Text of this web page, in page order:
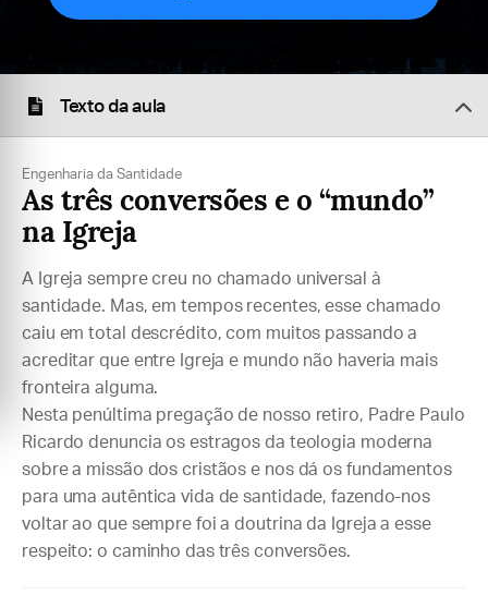
Texto da aula
Engenharia da Santidade
As três conversões e o “mundo”
na Igreja
A Igreja sempre creu no chamado universal à
santidade. Mas, em tempos recentes, esse chamado
caiu em total descrédito, com muitos passando a
acreditar que entre Igreja e mundo não haveria mais
fronteira alguma.
Nesta penúltima pregação de nosso retiro, Padre Paulo
Ricardo denuncia os estragos da teologia moderna
sobre a missão dos cristãos e nos dá os fundamentos
para uma autêntica vida de santidade, fazendo-nos
voltar ao que sempre foi a doutrina da Igreja a esse
respeito: o caminho das três conversões.